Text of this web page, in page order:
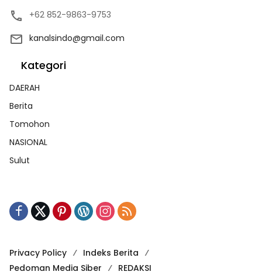
+62 852-9863-9753
kanalsindo@gmail.com
Kategori
DAERAH
Berita
Tomohon
NASIONAL
Sulut
Privacy Policy
Indeks Berita
Pedoman Media Siber
REDAKSI